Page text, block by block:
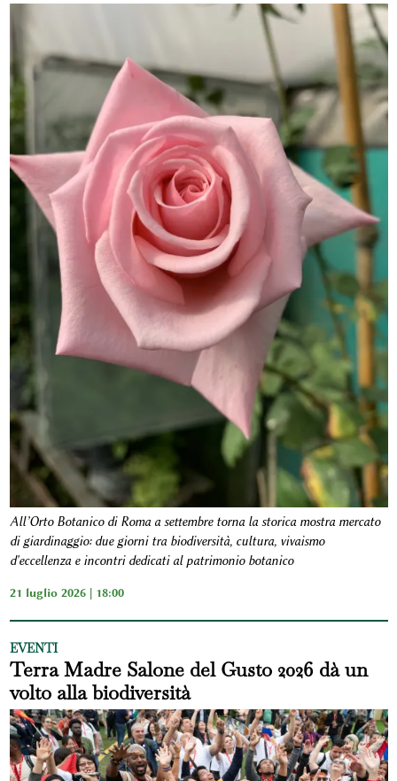
All’Orto Botanico di Roma a settembre torna la storica mostra mercato
di giardinaggio: due giorni tra biodiversità, cultura, vivaismo
d'eccellenza e incontri dedicati al patrimonio botanico
21 luglio 2026 | 18:00
EVENTI
Terra Madre Salone del Gusto 2026 dà un
volto alla biodiversità